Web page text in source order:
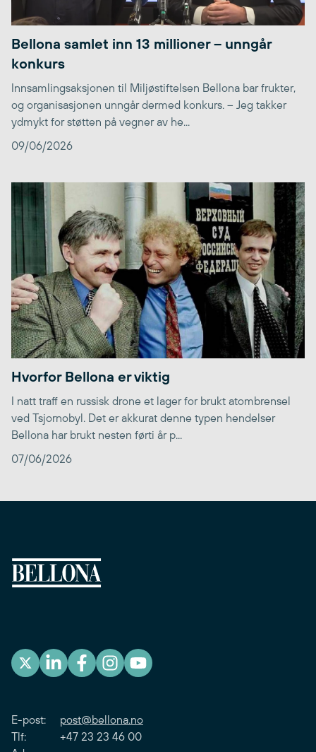
Bellona samlet inn 13 millioner – unngår
konkurs
Innsamlingsaksjonen til Miljøstiftelsen Bellona bar frukter,
og organisasjonen unngår dermed konkurs. – Jeg takker
ydmykt for støtten på vegner av he...
09/06/2026
Hvorfor Bellona er viktig
I natt traff en russisk drone et lager for brukt atombrensel
ved Tsjornobyl. Det er akkurat denne typen hendelser
Bellona har brukt nesten førti år p...
07/06/2026
E-post: post@bellona.no
Tlf: +47 23 23 46 00